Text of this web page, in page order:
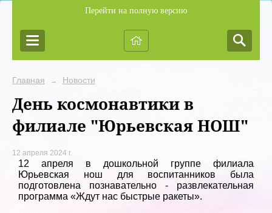
Перейти на полную версию
Главная → Новости
День космонавтики в
филиале "Юрьевская НОШ"
12 апреля 2024 г.
12 апреля в дошкольной группе филиала
Юрьевская нош для воспитанников была
подготовлена познавательно - развлекательная
программа «Ждут нас быстрые ракеты».